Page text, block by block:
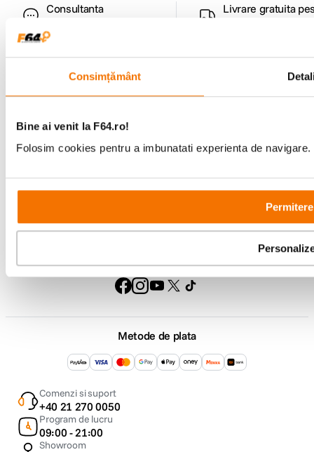
Consimțământ
Bine ai venit la F64.ro!
Folosim cookies pentru a imbunatati experienta de
Consultanta
Livrare gratuita
Suport
Metode de plata
Comenzi si suport
+40 21 270 0050
Program de lucru
09:00 - 21:00
Showroom